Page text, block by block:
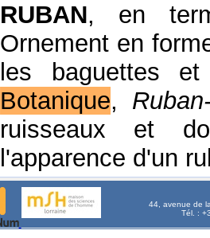
RUBAN, en
Ornement en
les baguettes
Botanique,
ruisseaux et
l'apparence d'un
44, avenue de
Tél. :